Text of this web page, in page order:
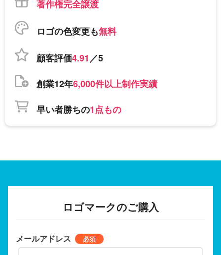
著作権完全譲渡
ロゴの色変更も無料
顧客評価4.91／5
創業12年6,000件以上制作実績
早い者勝ちの1点もの
ロゴマークのご購入
メールアドレス